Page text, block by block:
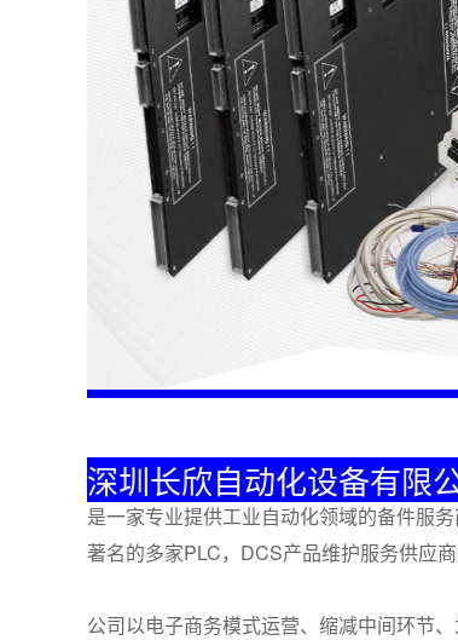
深圳长欣自动化设备有限
是一家专业提供工业自动化领域的备件服
著名的多家PLC，DCS产品维护服务供应
公司以电子商务模式运营、缩减中间环节